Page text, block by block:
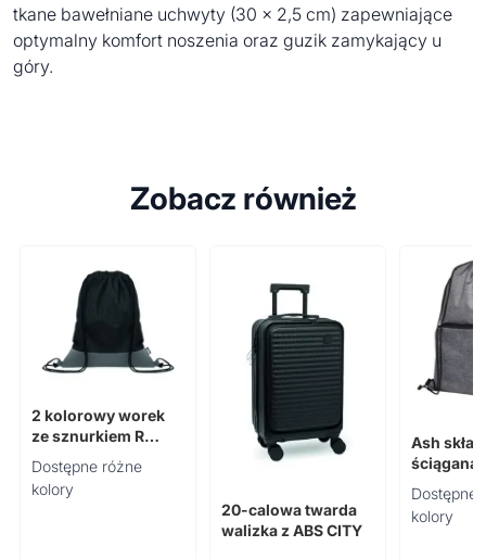
tkane bawełniane uchwyty (30 x 2,5 cm) zapewniające
optymalny komfort noszenia oraz guzik zamykający u
góry.
Zobacz również
2 kolorowy worek
ze sznurkiem R
LIBAG
Dostępne różne
kolory
20-calowa twarda
walizka z ABS CITY
Ash
ściągana
torba o
7 l
materiału
Dostępne
kolory